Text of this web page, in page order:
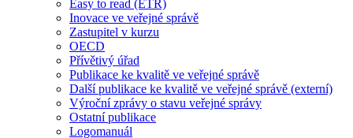
Easy to read (ETR)
Inovace ve veřejné správě
Zastupitel v kurzu
OECD
Přívětivý úřad
Publikace ke kvalitě ve veřejné správě
Další publikace ke kvalitě ve veřejné správě (externí)
Výroční zprávy o stavu veřejné správy
Ostatní publikace
Logomanuál